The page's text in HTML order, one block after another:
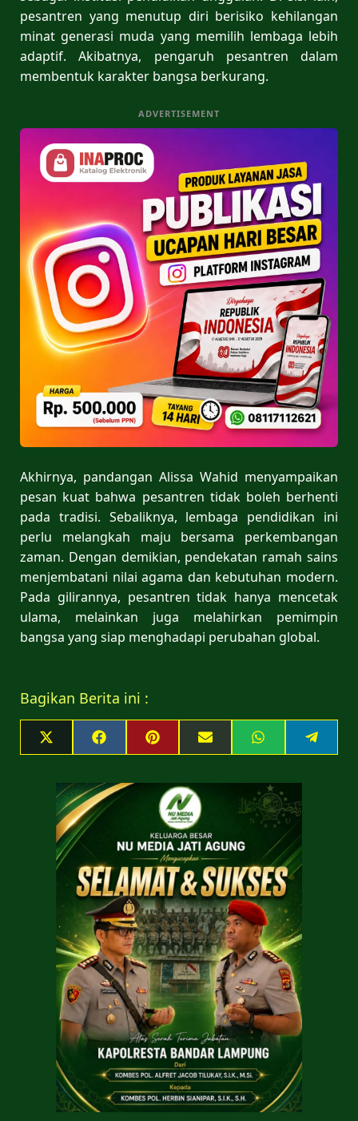
pesantren yang menutup diri berisiko kehilangan
minat generasi muda yang memilih lembaga lebih
adaptif. Akibatnya, pengaruh pesantren dalam
membentuk karakter bangsa berkurang.
ADVERTISEMENT
Akhirnya, pandangan Alissa Wahid menyampaikan
pesan kuat bahwa pesantren tidak boleh berhenti
pada tradisi. Sebaliknya, lembaga pendidikan ini
perlu melangkah maju bersama perkembangan
zaman. Dengan demikian, pendekatan ramah sains
menjembatani nilai agama dan kebutuhan modern.
Pada gilirannya, pesantren tidak hanya mencetak
ulama, melainkan juga melahirkan pemimpin
bangsa yang siap menghadapi perubahan global.
Bagikan Berita ini :